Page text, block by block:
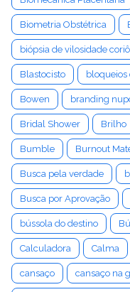
Biometria Obstétrica
biópsia de vilosidade
Blastocisto bloqueios
Bowen branding
Bridal Shower Brilho
Bumble Burnout
Busca pela verdade
Busca por Aprovação
bússola do destino
Calculadora Calma
cansaço cansaço na